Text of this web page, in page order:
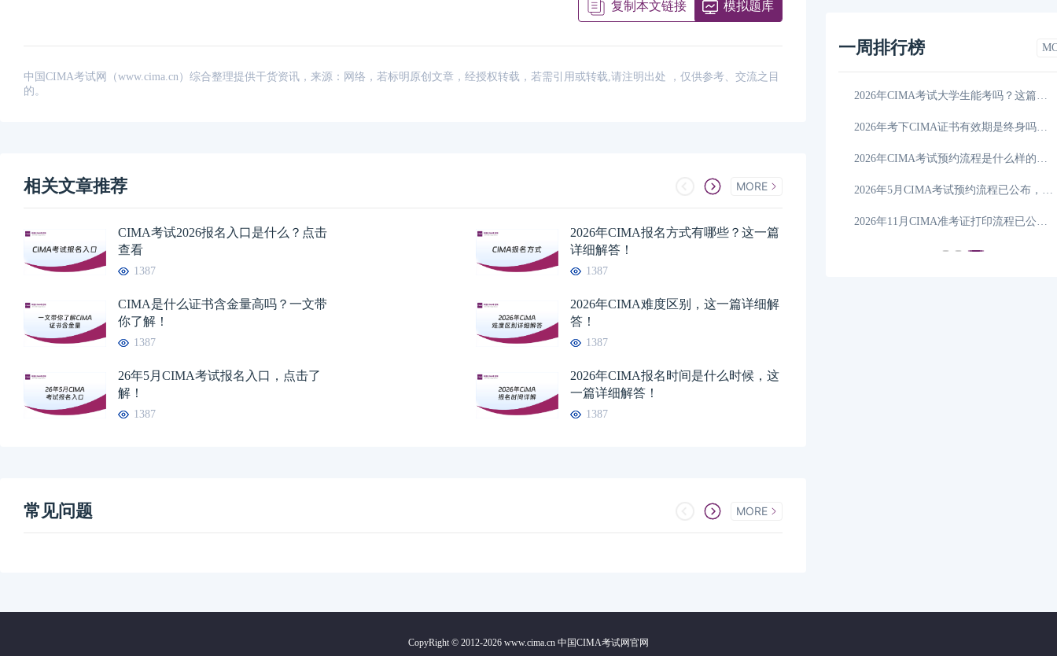
复制本文链接 模拟题库
中国CIMA考试网（www.cima.cn）综合整理提供干货资讯，来源：网络，若标明原创文章，经授权转载，若需引用或转载,请注明出处 ，仅供参考、交流之目
的。
相关文章推荐 MORE
CIMA考试2026报名入口是什么？点击
查看
1387
2026年CIMA报名方式有哪些？这一篇
详细解答！
1387
CIMA是什么证书含金量高吗？一文带
你了解！
1387
2026年CIMA难度区别，这一篇详细解
答！
1387
26年5月CIMA考试报名入口，点击了
解！
1387
2026年CIMA报名时间是什么时候，这
一篇详细解答！
1387
常见问题 MORE
一周排行榜
CopyRight © 2012-2026 www.cima.cn 中国CIMA考试网官网